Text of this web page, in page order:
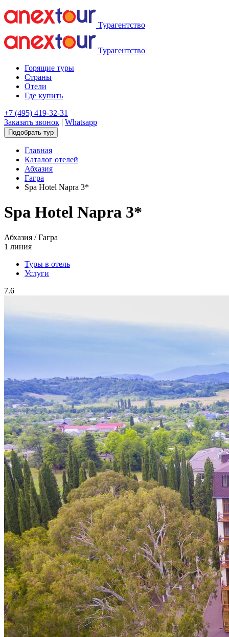
Турагентство
Турагентство
Горящие туры
Страны
Отели
Где купить
+7 (495) 419-32-31
Заказать звонок | Whatsapp
Подобрать тур
Главная
Каталог отелей
Абхазия
Гагра
Spa Hotel Napra 3*
Spa Hotel Napra 3*
Абхазия / Гагра
1 линия
Туры в отель
Услуги
7.6